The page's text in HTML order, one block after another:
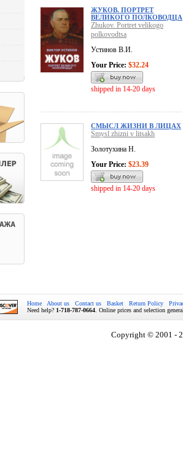
ЖУКОВ. ПОРТРЕТ
ВЕЛИКОГО ПОЛКОВОДЦА
Zhukov. Portret velikogo
polkovodtsa
Устинов В.И.
Your Price: $32.24
shipped in 14-20 days
СМЫСЛ ЖИЗНИ В ЛИЦАХ
Smysl zhizni v litsakh
Золотухина Н.
Your Price: $23.39
shipped in 14-20 days
Home About us Contact us Basket Return Policy
Need help? 1-718-787-0664 . Online prices and selection
Copyright © 2001 -